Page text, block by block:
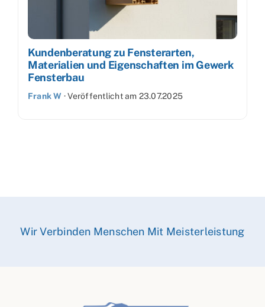
Kundenberatung zu Fensterarten,
Materialien und Eigenschaften im Gewerk
Fensterbau
Frank W ·Veröffentlicht am 23.07.2025
Wir Verbinden Menschen Mit Meisterleistung